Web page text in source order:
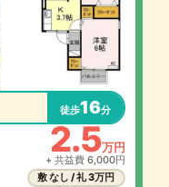
徒歩16分
2.5万円
+ 共益費 6,000円
敷 なし / 礼 3万円